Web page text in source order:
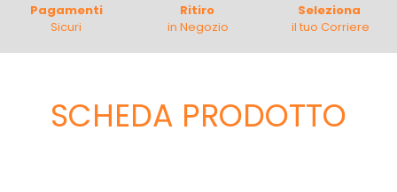
Pagamenti
Sicuri
Ritiro
in Negozio
Seleziona
il tuo Corriere
SCHEDA PRODOTTO